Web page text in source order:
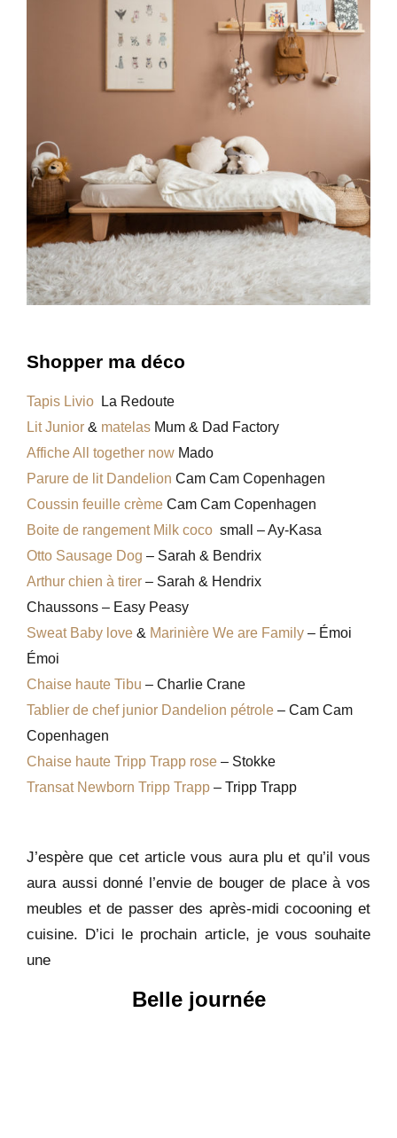
Shopper ma déco
Tapis Livio La Redoute
Lit Junior & matelas Mum & Dad Factory
Affiche All together now Mado
Parure de lit Dandelion Cam Cam Copenhagen
Coussin feuille crème Cam Cam Copenhagen
Boite de rangement Milk coco small – Ay-Kasa
Otto Sausage Dog – Sarah & Bendrix
Arthur chien à tirer – Sarah & Hendrix
Chaussons – Easy Peasy
Sweat Baby love & Marinière We are Family – Émoi
Émoi
Chaise haute Tibu – Charlie Crane
Tablier de chef junior Dandelion pétrole – Cam Cam
Copenhagen
Chaise haute Tripp Trapp rose – Stokke
Transat Newborn Tripp Trapp – Tripp Trapp
J’espère que cet article vous aura plu et qu’il vous
aura aussi donné l’envie de bouger de place à vos
meubles et de passer des après-midi cocooning et
cuisine. D’ici le prochain article, je vous souhaite
une
Belle journée